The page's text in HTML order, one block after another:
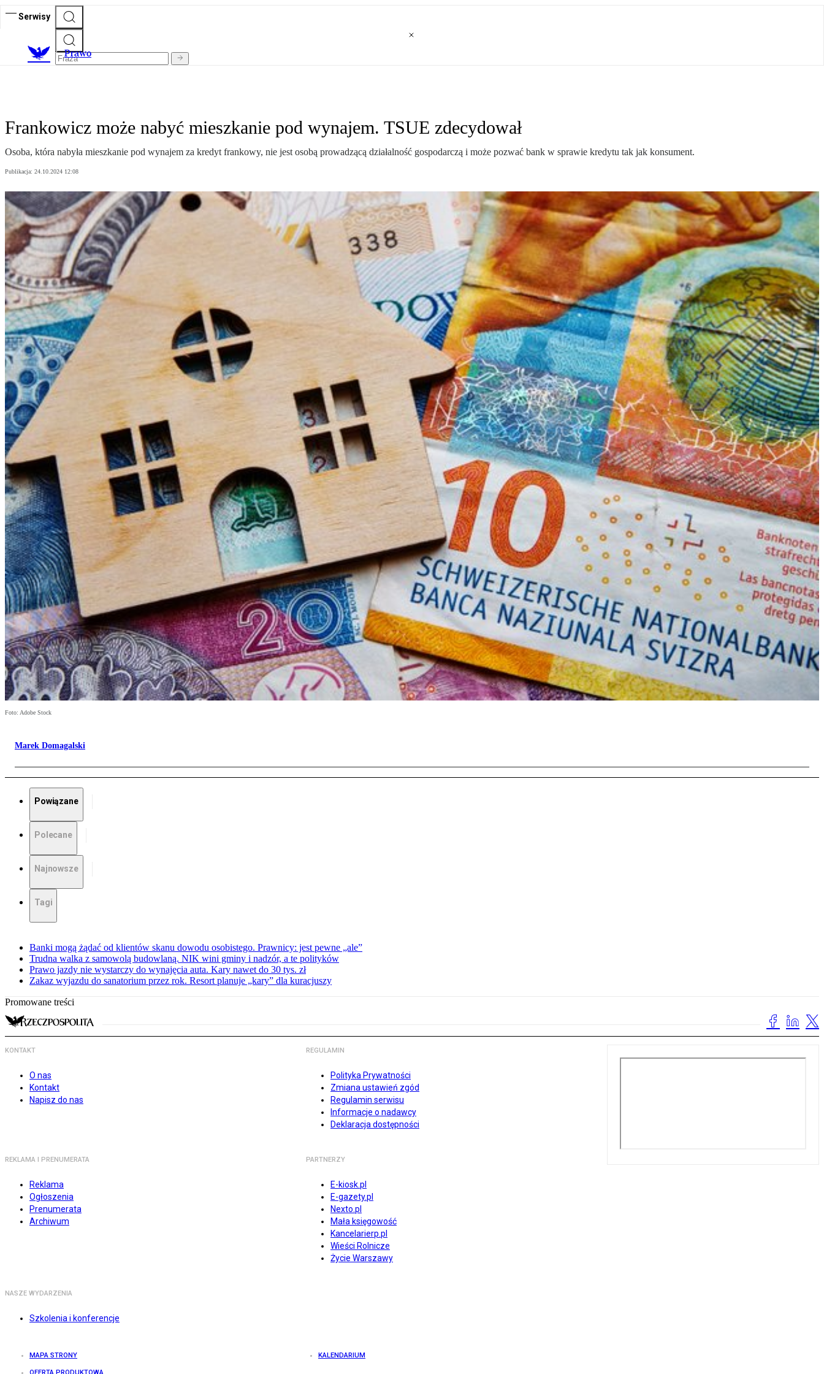
Serwisy
Prawo
Frankowicz może nabyć mieszkanie pod wynajem. TSUE zdecydował
Osoba, która nabyła mieszkanie pod wynajem za kredyt frankowy, nie jest osobą prowadzącą działalność gospodarczą i może pozwać bank w sprawie kredytu tak jak konsument.
Publikacja: 24.10.2024 12:08
Foto: Adobe Stock
Marek Domagalski
Powiązane
Polecane
Najnowsze
Tagi
Banki mogą żądać od klientów skanu dowodu osobistego. Prawnicy: jest pewne „ale”
Trudna walka z samowolą budowlaną. NIK wini gminy i nadzór, a te polityków
Prawo jazdy nie wystarczy do wynajęcia auta. Kary nawet do 30 tys. zł
Zakaz wyjazdu do sanatorium przez rok. Resort planuje „kary” dla kuracjuszy
Promowane treści
KONTAKT
O nas
Kontakt
Napisz do nas
REGULAMIN
Polityka Prywatności
Zmiana ustawień zgód
Regulamin serwisu
Informacje o nadawcy
Deklaracja dostępności
REKLAMA I PRENUMERATA
Reklama
Ogłoszenia
Prenumerata
Archiwum
PARTNERZY
E-kiosk.pl
E-gazety.pl
Nexto.pl
Mała księgowość
Kancelarierp.pl
Wieści Rolnicze
Życie Warszawy
NASZE WYDARZENIA
Szkolenia i konferencje
MAPA STRONY KALENDARIUM